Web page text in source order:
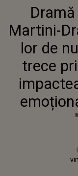
Martini-
lor de
trece
miercuri, 22